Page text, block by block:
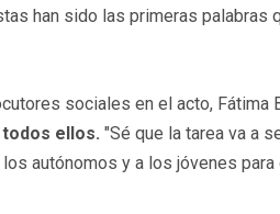
han sido las primeras palabras
sociales en el acto,
ellos. "Sé que la tarea va a
autónomos y a los jóvenes